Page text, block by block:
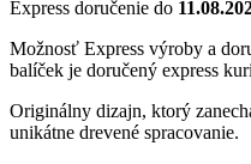
Express doručenie do
Možnosť Express výroby a
balíček je doručený express
Originálny dizajn, ktorý
unikátne drevené spracovanie.